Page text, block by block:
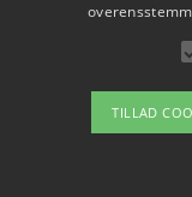
Om /
TILLAD